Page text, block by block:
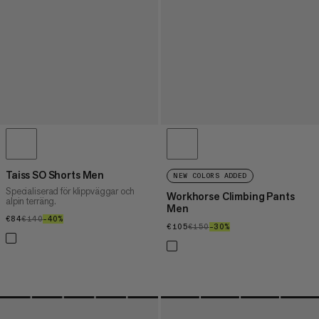
Taiss SO Shorts Men
Specialiserad för klippväggar och
alpin terräng.
€84€84
€140€140
–40%
NEW COLORS ADDED
Workhorse Climbing Pants
Men
€105€105
€150€150
–30%